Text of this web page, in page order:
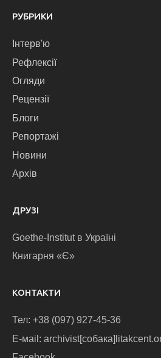
РУБРИКИ
Інтерв'ю
Рефлексії
Огляди
Рецензії
Блоги
Репортажі
Новини
Архів
ДРУЗІ
Goethe-Institut в Україні
Книгарня «Є»
КОНТАКТИ
Тел: +38 (097) 927-45-36
E-маіl: